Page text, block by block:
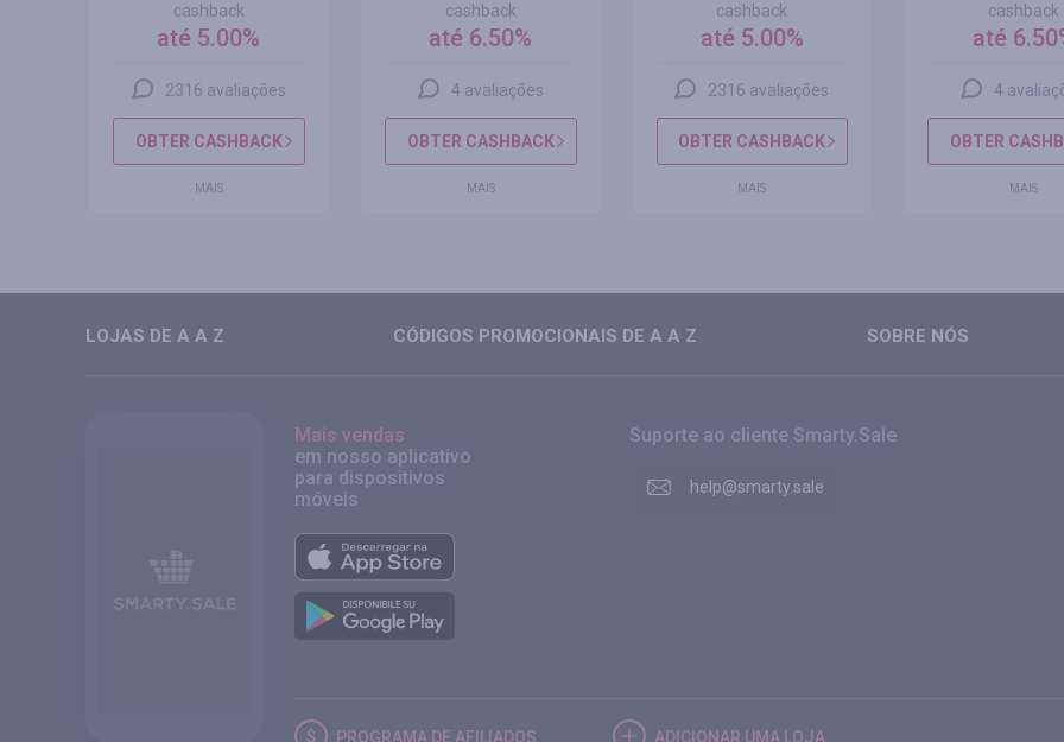
cashback
até 5.00%
2316 avaliações
OBTER CASHBACK
MAIS
cashback
até 6.50%
4 avaliações
OBTER CASHBACK
MAIS
cashback
até 5.00%
2316 avaliações
OBTER CASHBACK
MAIS
cashback
até
4
OBTER
MAIS
LOJAS DE A A Z CÓDIGOS PROMOCIONAIS DE A A Z SOBRE NÓS
Mais vendas
em nosso aplicativo
para dispositivos
móveis
Suporte ao cliente Smarty.Sale
help@smarty.sale
PROGRAMA DE AFILIADOS ADICIONAR UMA LOJA